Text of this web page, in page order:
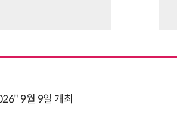
9월 9일 개최